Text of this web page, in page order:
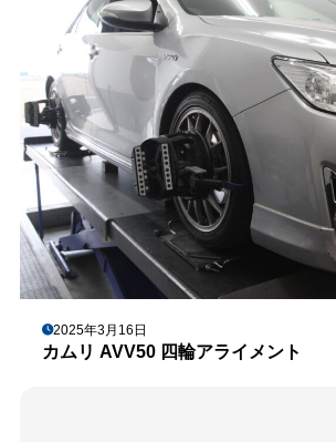
2025年3月16日
カムリ AVV50 四輪アライメント